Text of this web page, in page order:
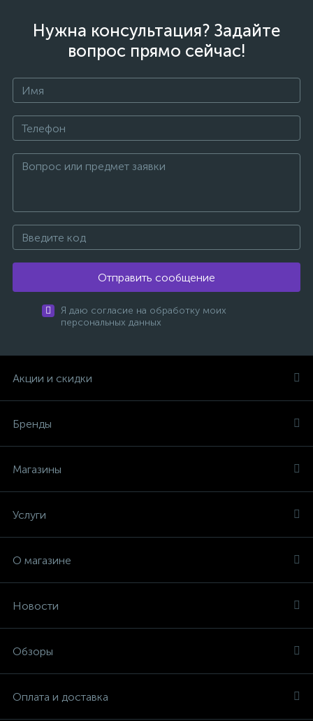
Нужна консультация? Задайте
вопрос прямо сейчас!
Отправить сообщение
Я даю согласие на обработку моих
персональных данных
Акции и скидки
Бренды
Магазины
Услуги
О магазине
Новости
Обзоры
Оплата и доставка